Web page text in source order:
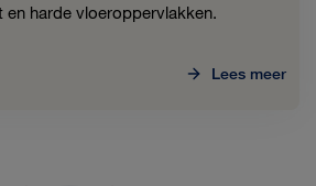
en harde vloeroppervlakken.
Lees meer